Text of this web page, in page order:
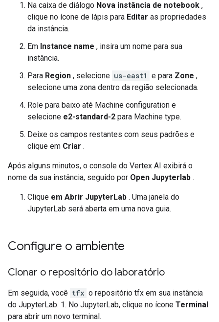
Na caixa de diálogo Nova instância de notebook ,
clique no ícone de lápis para Editar as propriedades
da instância.
Em Instance name , insira um nome para sua
instância.
Para Region , selecione us-east1 e para Zone ,
selecione uma zona dentro da região selecionada.
Role para baixo até Machine configuration e
selecione e2-standard-2 para Machine type.
Deixe os campos restantes com seus padrões e
clique em Criar .
Após alguns minutos, o console do Vertex AI exibirá o
nome da sua instância, seguido por Open Jupyterlab .
Clique em Abrir JupyterLab . Uma janela do
JupyterLab será aberta em uma nova guia.
Configure o ambiente
Clonar o repositório do laboratório
Em seguida, você tfx o repositório tfx em sua instância
do JupyterLab. 1. No JupyterLab, clique no ícone Terminal
para abrir um novo terminal.